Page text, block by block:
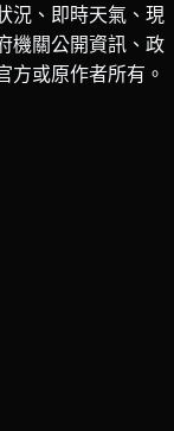
況、即時天氣、現
機關公開資訊、政
方或原作者所有。